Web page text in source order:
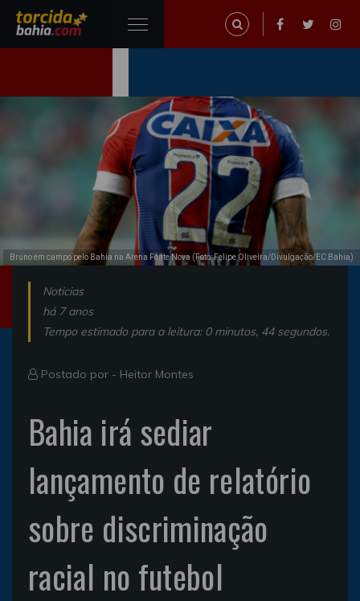
Bruno em campo pelo Bahia na Arena Fonte Nova (Foto: Felipe Oliveira/Divulgação/EC Bahia)
Noticias
há 7 anos
Tempo estimado para a leitura: 0 minutos, 44 segundos.
Postado por - Heitor Montes
Bahia irá sediar
lançamento de relatório
sobre discriminação
racial no futebol